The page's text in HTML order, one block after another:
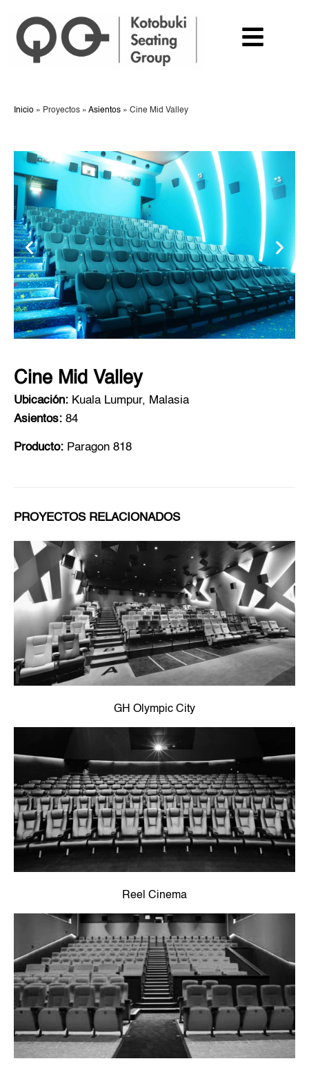
Inicio » Proyectos » Asientos » Cine Mid Valley
Cine Mid Valley
Ubicación: Kuala Lumpur, Malasia
Asientos: 84
Producto: Paragon 818
PROYECTOS RELACIONADOS
GH Olympic City
Reel Cinema